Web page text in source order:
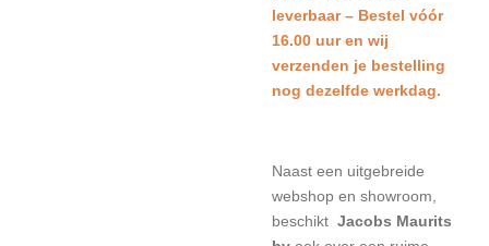
leverbaar – Bestel vóór
16.00 uur en wij
verzenden je bestelling
nog dezelfde werkdag.
Naast een uitgebreide
webshop en showroom,
beschikt Jacobs Maurits